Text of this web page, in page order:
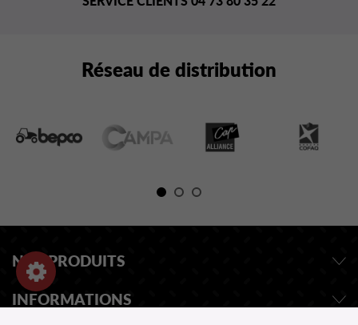
Réseau de distribution
NOS PRODUITS
INFORMATIONS